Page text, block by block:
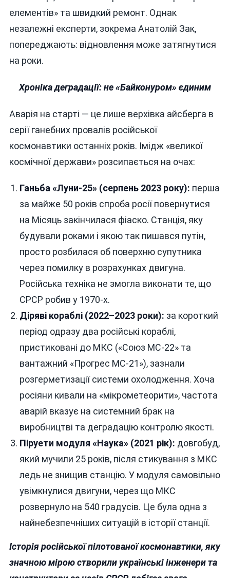
елементів» та швидкий ремонт. Однак
незалежні експерти, зокрема Анатолій Зак,
попереджають: відновлення може затягнутися
на роки.
Хроніка деградації: не «Байконуром» єдиним
Аварія на старті — це лише верхівка айсберга в
серії ганебних провалів російської
космонавтики останніх років. Імідж «великої
космічної держави» розсипається на очах:
Ганьба «Луни-25» (серпень 2023 року): перша
за майже 50 років спроба росії повернутися
на Місяць закінчилася фіаско. Станція, яку
будували роками і якою так пишався путін,
просто розбилася об поверхню супутника
через помилку в розрахунках двигуна.
Російська техніка не змогла виконати те, що
СРСР робив у 1970-х.
Діряві кораблі (2022–2023 роки): за короткий
період одразу два російські кораблі,
пристиковані до МКС («Союз МС-22» та
вантажний «Прогрес МС-21»), зазнали
розгерметизації системи охолодження. Хоча
росіяни кивали на «мікрометеорити», частота
аварій вказує на системний брак на
виробництві та деградацію контролю якості.
Піруети модуля «Наука» (2021 рік): довгобуд,
який мучили 25 років, після стикування з МКС
ледь не знищив станцію. У модуля самовільно
увімкнулися двигуни, через що МКС
розвернуло на 540 градусів. Це була одна з
найнебезпечніших ситуацій в історії станції.
Історія російської пілотованої космонавтики, яку
значною мірою створили українські інженери та